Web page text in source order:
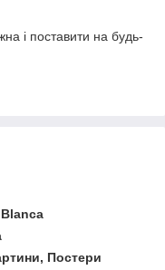
і поставити на будь-
Постери